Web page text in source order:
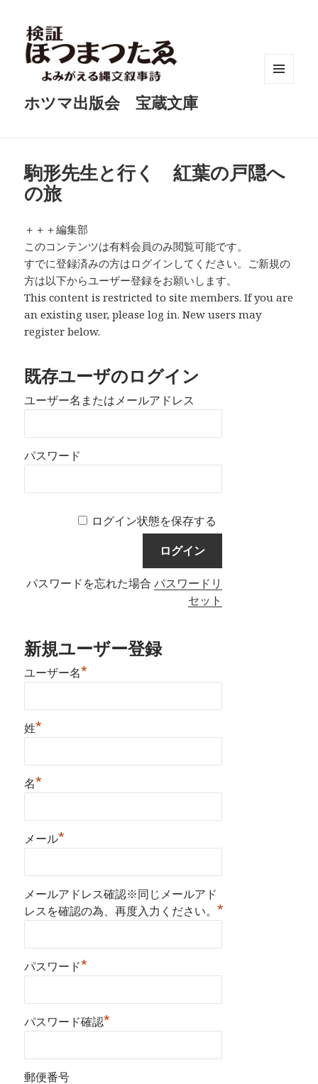
ホツマ出版会 宝蔵文庫
駒形先生と行く 紅葉の戸隠へ
の旅
＋＋＋編集部
このコンテンツは有料会員のみ閲覧可能です。
すでに登録済みの方はログインしてください。ご新規の
方は以下からユーザー登録をお願いします。
This content is restricted to site members. If you are
an existing user, please log in. New users may
register below.
既存ユーザのログイン
ユーザー名またはメールアドレス
パスワード
ログイン状態を保存する
パスワードを忘れた場合パスワードリ
セット
新規ユーザー登録
ユーザー名*
姓*
名*
メール*
メールアドレス確認※同じメールアド
レスを確認の為、再度入力ください。*
パスワード*
パスワード確認*
郵便番号